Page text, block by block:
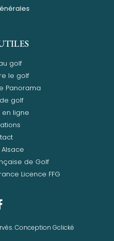
golf
le golf
Panorama
golf
en ligne
de Golf
Licence FFG
Conception Gclické